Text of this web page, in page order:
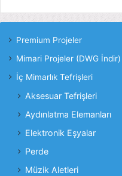
Premium Projeler
Mimari Projeler (DWG İndir)
İç Mimarlık Tefrişleri
Aksesuar Tefrişleri
Aydınlatma Elemanları
Elektronik Eşyalar
Perde
Müzik Aletleri